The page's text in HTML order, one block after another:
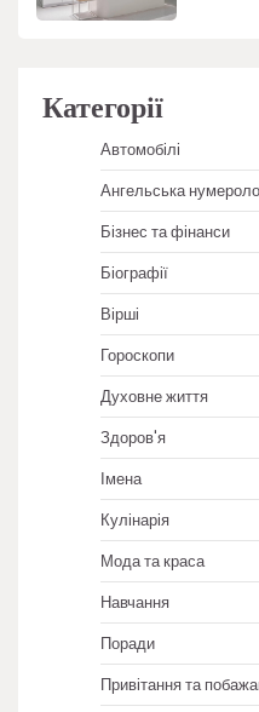
Категорії
Автомобілі
Ангельська
Бізнес та фінанси
Біографії
Вірші
Гороскопи
Духовне життя
Здоров'я
Імена
Кулінарія
Мода та краса
Навчання
Поради
Привітання та